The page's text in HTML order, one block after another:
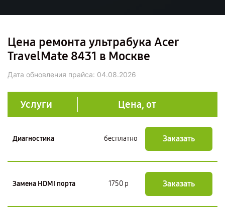
Цена ремонта ультрабука Acer
TravelMate 8431 в Москве
Дата обновления прайса: 04.08.2026
Услуги Цена, от
Диагностика бесплатно Заказать
Замена HDMI порта 1750 р Заказать